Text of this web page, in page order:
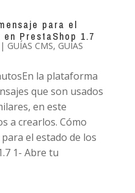
para el
PrestaShop 1.7
| GUÍAS CMS, GUÍAS
la plataforma
que son usados
en este
a crearlos. Cómo
el estado de los
1- Abre tu